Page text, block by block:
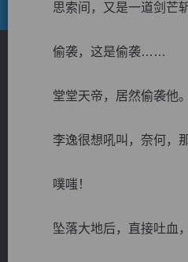
思索间，又是一道剑芒斩
偷袭，这是偷袭……
堂堂天帝，居然偷袭他。
李逸很想吼叫，奈何，那
噗嗤！
坠落大地后，直接吐血，